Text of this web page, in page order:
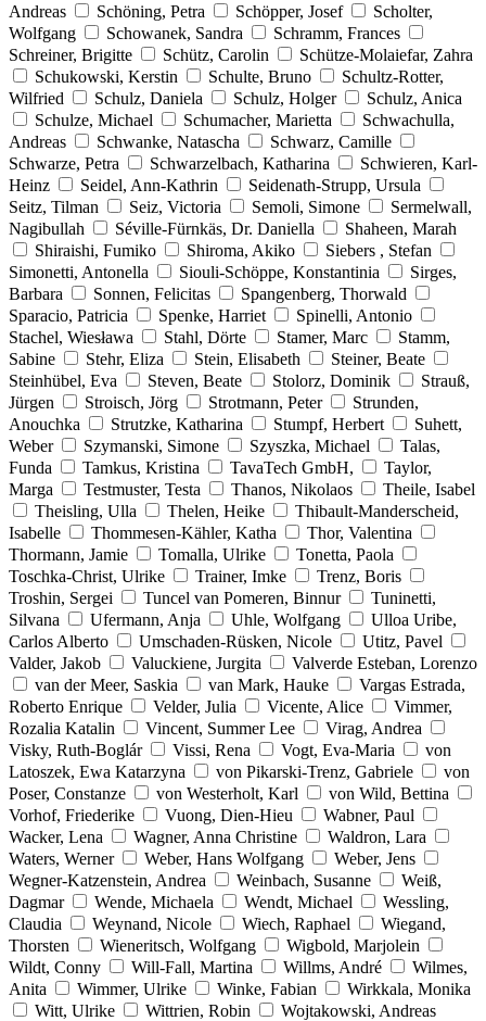
Andreas
Schöning, Petra Schöpper, Josef
Scholter,
Wolfgang
Schowanek, Sandra
Schramm, Frances
Schreiner, Brigitte
Schütz, Carolin
Schütze-Molaiefar, Zahra
Schukowski, Kerstin
Schulte, Bruno
Schultz-Rotter,
Wilfried
Schulz, Daniela Schulz, Holger
Schulz, Anica
Schulze, Michael
Schumacher, Marietta
Schwachulla,
Andreas
Schwanke, Natascha
Schwarz, Camille
Schwarze, Petra
Schwarzelbach, Katharina
Schwieren, Karl-
Heinz
Seidel, Ann-Kathrin
Seidenath-Strupp, Ursula
Seitz, Tilman
Seiz, Victoria Semoli, Simone
Sermelwall,
Nagibullah
Séville-Fürnkäs, Dr. Daniella
Shaheen, Marah
Shiraishi, Fumiko
Shiroma, Akiko
Siebers , Stefan
Simonetti, Antonella
Siouli-Schöppe, Konstantinia
Sirges,
Barbara
Sonnen, Felicitas
Spangenberg, Thorwald
Sparacio, Patricia
Spenke, Harriet
Spinelli, Antonio
Stachel, Wiesława
Stahl, Dörte Stamer, Marc
Stamm,
Sabine
Stehr, Eliza Stein, Elisabeth
Steiner, Beate
Steinhübel, Eva
Steven, Beate Stolorz, Dominik
Strauß,
Jürgen
Stroisch, Jörg Strotmann, Peter
Strunden,
Anouchka
Strutzke, Katharina Stumpf, Herbert
Suhett,
Weber
Szymanski, Simone Szyszka, Michael
Talas,
Funda
Tamkus, Kristina TavaTech GmbH,
Taylor,
Marga
Testmuster, Testa Thanos, Nikolaos
Theile, Isabel
Theisling, Ulla
Thelen, Heike
Thibault-Manderscheid,
Isabelle
Thommesen-Kähler, Katha
Thor, Valentina
Thormann, Jamie
Tomalla, Ulrike
Tonetta, Paola
Toschka-Christ, Ulrike
Trainer, Imke
Trenz, Boris
Troshin, Sergei
Tuncel van Pomeren, Binnur
Tuninetti,
Silvana
Ufermann, Anja Uhle, Wolfgang
Ulloa Uribe,
Carlos Alberto
Umschaden-Rüsken, Nicole
Utitz, Pavel
Valder, Jakob
Valuckiene, Jurgita
Valverde Esteban, Lorenzo
van der Meer, Saskia
van Mark, Hauke
Vargas Estrada,
Roberto Enrique
Velder, Julia Vicente, Alice
Vimmer,
Rozalia Katalin
Vincent, Summer Lee
Virag, Andrea
Visky, Ruth-Boglár
Vissi, Rena Vogt, Eva-Maria
von
Latoszek, Ewa Katarzyna
von Pikarski-Trenz, Gabriele
von
Poser, Constanze
von Westerholt, Karl
von Wild, Bettina
Vorhof, Friederike
Vuong, Dien-Hieu
Wabner, Paul
Wacker, Lena
Wagner, Anna Christine
Waldron, Lara
Waters, Werner
Weber, Hans Wolfgang
Weber, Jens
Wegner-Katzenstein, Andrea
Weinbach, Susanne
Weiß,
Dagmar
Wende, Michaela Wendt, Michael
Wessling,
Claudia
Weynand, Nicole Wiech, Raphael
Wiegand,
Thorsten
Wieneritsch, Wolfgang
Wigbold, Marjolein
Wildt, Conny
Will-Fall, Martina Willms, André
Wilmes,
Anita
Wimmer, Ulrike Winke, Fabian
Wirkkala, Monika
Witt, Ulrike
Wittrien, Robin
Wojtakowski, Andreas